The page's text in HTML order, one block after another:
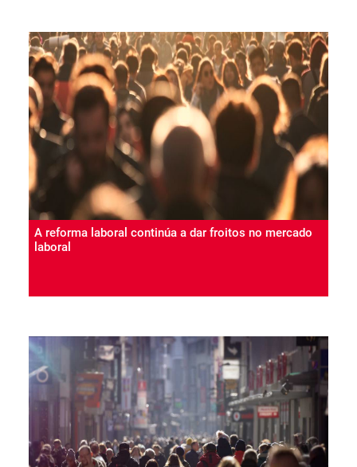
A reforma laboral continúa a dar froitos no mercado
laboral